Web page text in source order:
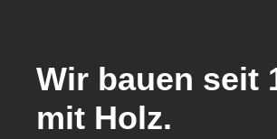
Wir bauen seit
mit Holz.